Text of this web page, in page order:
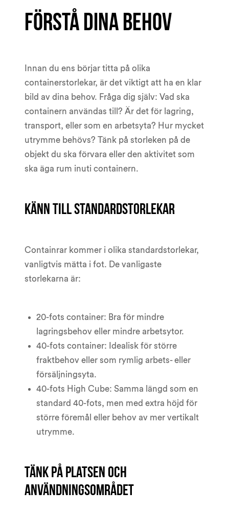
Förstå dina behov
Innan du ens börjar titta på olika
containerstorlekar, är det viktigt att ha en klar
bild av dina behov. Fråga dig själv: Vad ska
containern användas till? Är det för lagring,
transport, eller som en arbetsyta? Hur mycket
utrymme behövs? Tänk på storleken på de
objekt du ska förvara eller den aktivitet som
ska äga rum inuti containern.
Känn till standardstorlekar
Containrar kommer i olika standardstorlekar,
vanligtvis mätta i fot. De vanligaste
storlekarna är:
20-fots container: Bra för mindre
lagringsbehov eller mindre arbetsytor.
40-fots container: Idealisk för större
fraktbehov eller som rymlig arbets- eller
försäljningsyta.
40-fots High Cube: Samma längd som en
standard 40-fots, men med extra höjd för
större föremål eller behov av mer vertikalt
utrymme.
Tänk på platsen och
användningsområdet